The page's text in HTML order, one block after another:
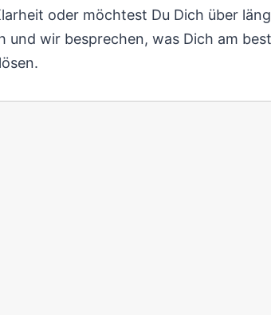
oder möchtest Du Dich über
und wir besprechen, was Dich am